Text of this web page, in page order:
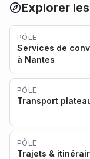
Explorer
PÔLE
Services de
à Nantes
PÔLE
Transport
PÔLE
Trajets &